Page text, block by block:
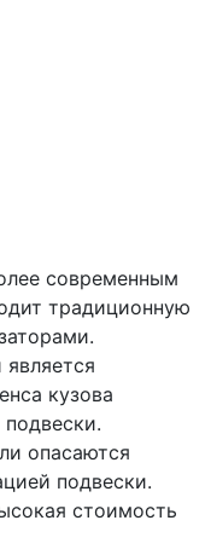
современным
традиционную
кузова
опасаются
подвески.
стоимость